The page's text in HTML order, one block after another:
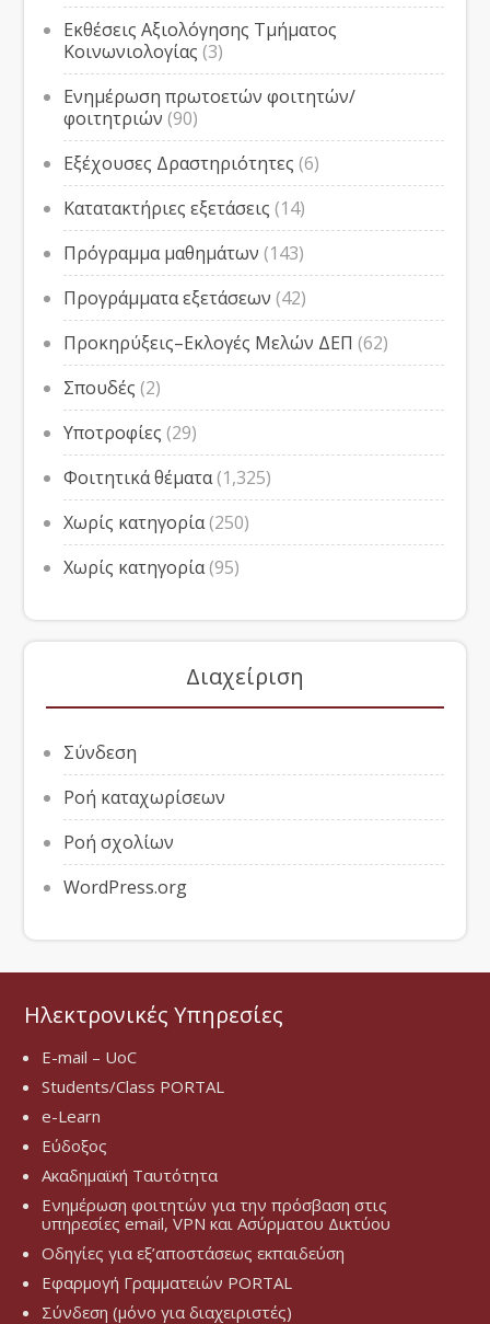
Εκθέσεις Αξιολόγησης Τμήματος
Κοινωνιολογίας (3)
Ενημέρωση πρωτοετών φοιτητών/
φοιτητριών (90)
Εξέχουσες Δραστηριότητες (6)
Κατατακτήριες εξετάσεις (14)
Πρόγραμμα μαθημάτων (143)
Προγράμματα εξετάσεων (42)
Προκηρύξεις–Εκλογές Μελών ΔΕΠ (62)
Σπουδές (2)
Υποτροφίες (29)
Φοιτητικά θέματα(1,325)
Χωρίς κατηγορία(250)
Χωρίς κατηγορία(95)
Διαχείριση
Σύνδεση
Ροή καταχωρίσεων
Ροή σχολίων
WordPress.org
Ηλεκτρονικές Υπηρεσίες
E-mail – UoC
Students/Class PORTAL
e-Learn
Εύδοξος
Ακαδημαϊκή Ταυτότητα
Ενημέρωση φοιτητών για την πρόσβαση στις
υπηρεσίες email, VPN και Ασύρματου Δικτύου
Οδηγίες για εξ’αποστάσεως εκπαιδεύση
Εφαρμογή Γραμματειών PORTAL
Σύνδεση (μόνο για διαχειριστές)